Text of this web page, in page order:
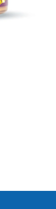
NUTREND
60G